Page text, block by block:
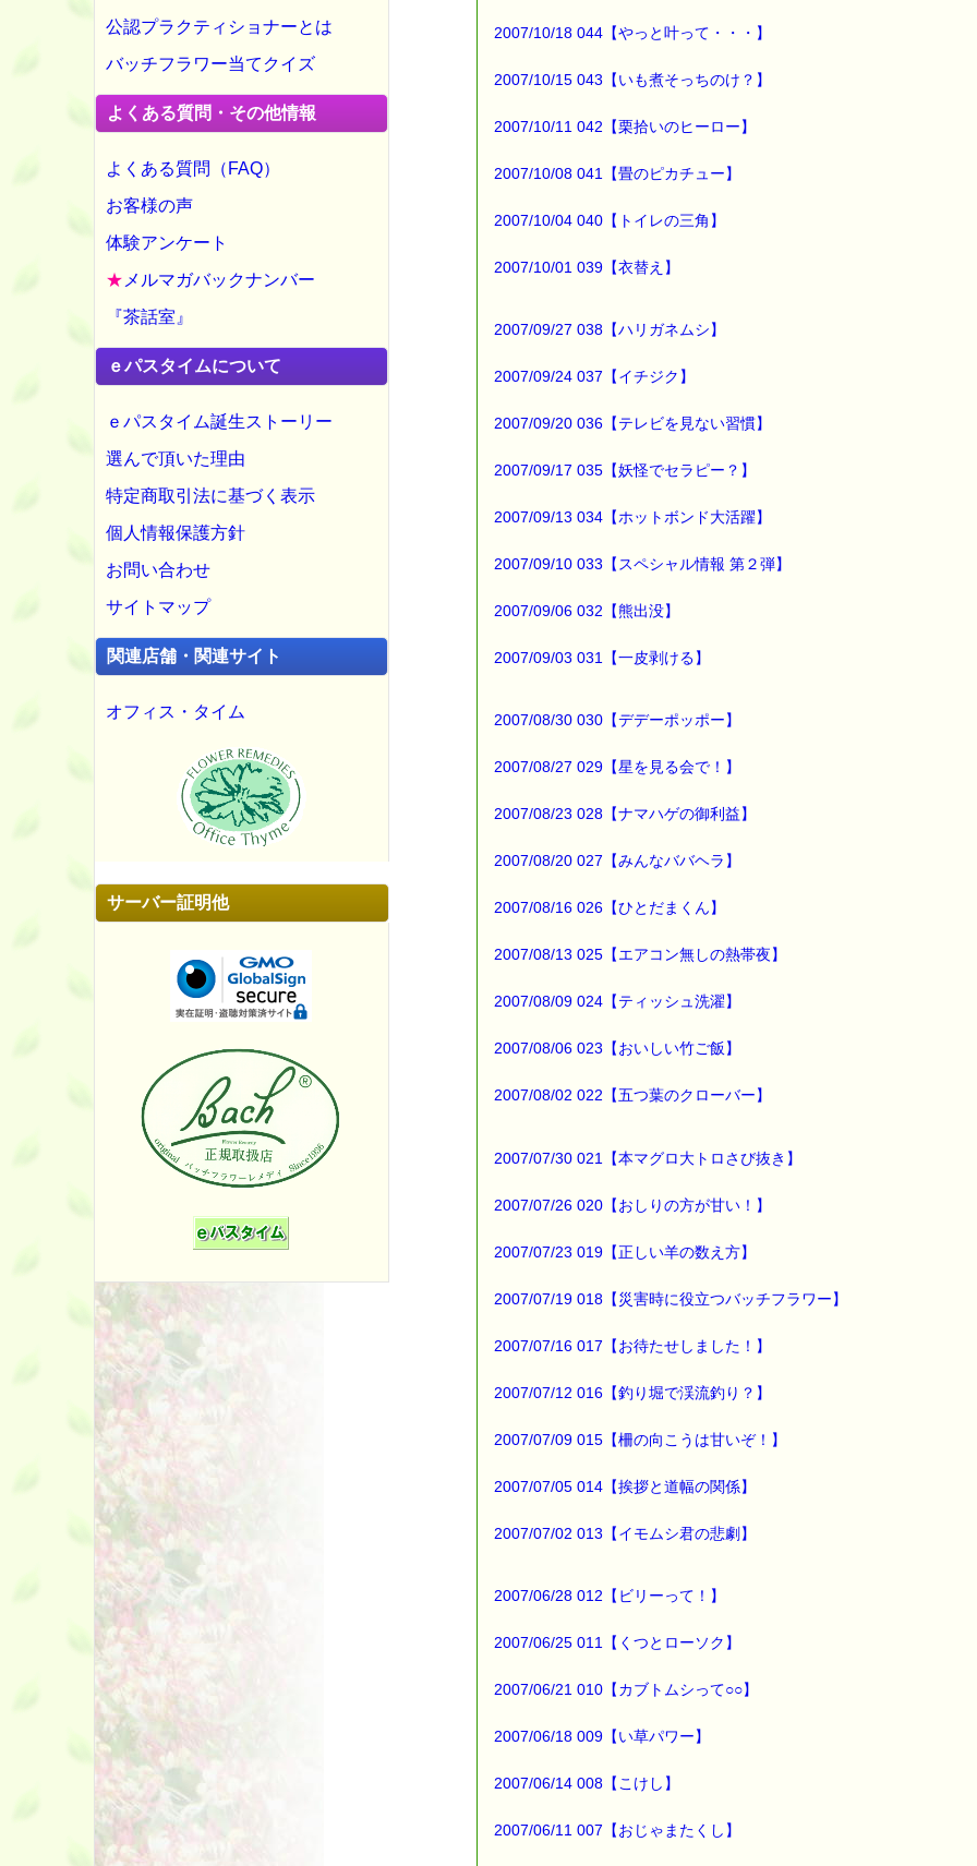
公認プラクティショナーとは
バッチフラワー当てクイズ
よくある質問・その他情報
よくある質問（FAQ）
お客様の声
体験アンケート
★ メルマガバックナンバー
『茶話室』
ｅパスタイムについて
ｅパスタイム誕生ストーリー
選んで頂いた理由
特定商取引法に基づく表示
個人情報保護方針
お問い合わせ
サイトマップ
関連店舗・関連サイト
オフィス・タイム
サーバー証明他
検索用のキーワードを書く欄があり、
例えば、初雪が降った日、
キーワード欄に「初雪」と書いておけば、
日記をパラパラめくるだけで、
日記を書き続けるとができるかどうか・・・です (-_-;)
このメルマガも55号まで
ちょっとだけ自信あり・・・かな？ (*^_^*)
自信あり、といえば、
他の人の意見を無視してしまうことありませんか？
▼自分勝手で人の意見を聞かない人→気配りができる良いリーダー
https://pass-thyme.com/special/s028_01.asp
▼過去のオススメ情報
１０年日記
続けたいと思います。
最後まで読んでいただきありがとうございます。
■メルマガ読者だけの eクーポン券 プレゼント ━━━━━━━━☆
ｅクーポン：****-******
タイプ ：くじタイプ
───────────────────────────────
200円（1等）～50円（3等）の範囲内で割引きになります。
当たる確率は（1等：5% 2等：10% 3等：85%）です。
※1度のご購入につき1枚しかご利用いただけません。
→https://pass-thyme.com/info/#coupon
このメールはｅパスタイムをご利用（ご注文、お問い合わせ、プレゼ
∞∞∞∞∞∞∞∞∞∞∞∞∞∞∞∞∞∞∞∞∞∞∞∞∞∞∞∞∞∞∞∞∞
→https://pass-thyme.com/special/maga_back.asp
購読解除はこちらからできます
→https://pass-thyme.com/special/mailmaga.asp
と実感していただくのが私のねがいです。
───────────────────────────────
発行責任者：店長 千葉るみこ
2007/10/18 044【やっと叶って・・・】
2007/10/15 043【いも煮そっちのけ？】
2007/10/11 042【栗拾いのヒーロー】
2007/10/08 041【畳のピカチュー】
2007/10/04 040【トイレの三角】
2007/10/01 039【衣替え】
2007/09/27 038【ハリガネムシ】
2007/09/24 037【イチジク】
2007/09/20 036【テレビを見ない習慣】
2007/09/17 035【妖怪でセラピー？】
2007/09/13 034【ホットボンド大活躍】
2007/09/10 033【スペシャル情報 第２弾】
2007/09/06 032【熊出没】
2007/09/03 031【一皮剥ける】
2007/08/30 030【デデーポッポー】
2007/08/27 029【星を見る会で！】
2007/08/23 028【ナマハゲの御利益】
2007/08/20 027【みんなババヘラ】
2007/08/16 026【ひとだまくん】
2007/08/13 025【エアコン無しの熱帯夜】
2007/08/09 024【ティッシュ洗濯】
2007/08/06 023【おいしい竹ご飯】
2007/08/02 022【五つ葉のクローバー】
2007/07/30 021【本マグロ大トロさび抜き】
2007/07/26 020【おしりの方が甘い！】
2007/07/23 019【正しい羊の数え方】
2007/07/19 018【災害時に役立つバッチフラワー】
2007/07/16 017【お待たせしました！】
2007/07/12 016【釣り堀で渓流釣り？】
2007/07/09 015【柵の向こうは甘いぞ！】
2007/07/05 014【挨拶と道幅の関係】
2007/07/02 013【イモムシ君の悲劇】
2007/06/28 012【ビリーって！】
2007/06/25 011【くつとローソク】
2007/06/21 010【カブトムシって○○】
2007/06/18 009【い草パワー】
2007/06/14 008【こけし】
2007/06/11 007【おじゃまたくし】